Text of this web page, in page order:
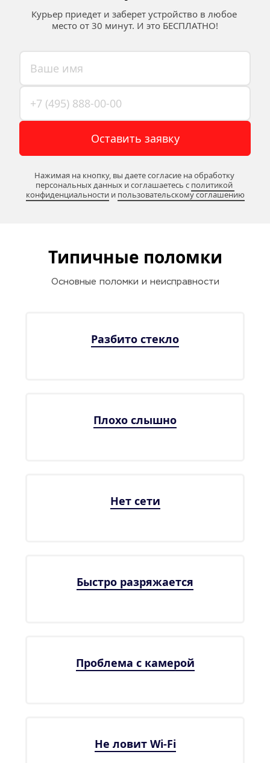
Курьер приедет и заберет устройство в любое
место от 30 минут. И это БЕСПЛАТНО!
Оставить заявку
Нажимая на кнопку, вы даете согласие на обработку
персональных данных и соглашаетесь c политикой
конфиденциальности и пользовательскому соглашению
Типичные поломки
Основные поломки и неисправности
Разбито стекло
Плохо слышно
Нет сети
Быстро разряжается
Проблема с камерой
Не ловит Wi-Fi